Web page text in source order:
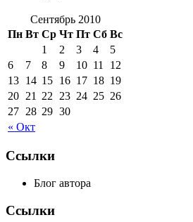
Сентябрь 2010
Пн Вт Ср Чт Пт Сб Вс
« Окт
1 2 3 4
5
6
7 8 9 10 11
12
13 14 15 16 17 18 19
20 21 22 23 24 25 26
27 28 29 30
Ссылки
Блог автора
Ссылки